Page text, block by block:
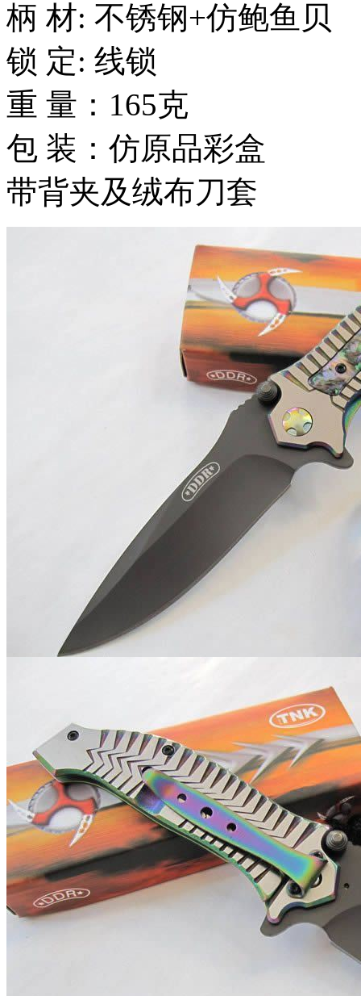
柄 材: 不锈钢+仿鲍鱼贝
锁 定: 线锁
重 量：165克
包 装：仿原品彩盒
带背夹及绒布刀套